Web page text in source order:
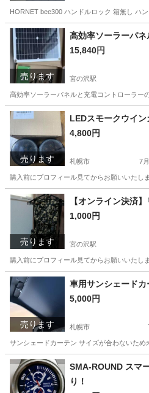
HORNET bee300 ハンドルロック 箱無し ハ
北海道 札幌市 セキュリティ用品
売ります
高効率ソーラーパ
15,840円
宮の沢駅
高効率ソーラーパネルと充電コントローラー
北海道 札幌市 生活家
売ります
LEDスモークウイン
4,800円
札幌市 7
購入前にプロフィール見てからお願いいたし
北海道 札幌市 外装、車外用品
売ります
【オンライン決済
1,000円
宮の沢駅
購入前にプロフィール見てからお願いいたし
北海道 札幌市 宮の沢駅 バッグ
売ります
車用サンシェードカ
5,000円
札幌市
サンシェードカーテン サイズが合わないた
北海道 札幌市 SMA-ROUND スマ
り！